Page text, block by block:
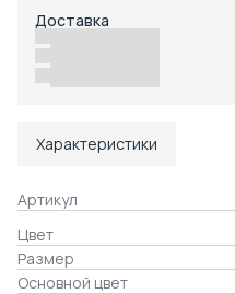
Возможность
Доставка
Характеристики
Артикул
Цвет
Размер
Основной цвет